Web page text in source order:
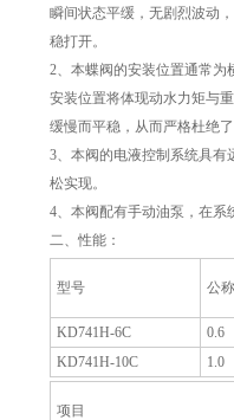
瞬间状态平缓，无剧烈波动
稳打开。
2、本蝶阀的安装位置通常
安装位置将体现动水力矩与
缓慢而平稳，从而严格杜绝
3、本阀的电液控制系统具
松实现。
4、本阀配有手动油泵，在
二、性能：
型号 公
KD741H-6C
0.6
KD741H-10C
1.0
项目